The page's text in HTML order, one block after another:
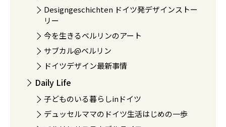
Designgeschichten ドイツ発デザインストー
リー
今を生きるベルリンのアート
サブカル@ベルリン
ドイツデザイン最新事情
Daily Life
子どものいる暮らしinドイツ
デュッセルママのドイツ生活はじめの一歩